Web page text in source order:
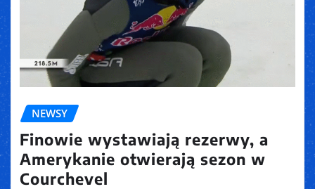
NEWSY
Finowie wystawiają rezerwy, a
Amerykanie otwierają sezon w
Courchevel